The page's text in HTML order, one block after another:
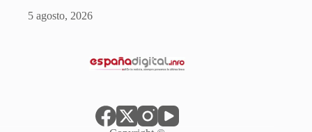
5 agosto, 2026